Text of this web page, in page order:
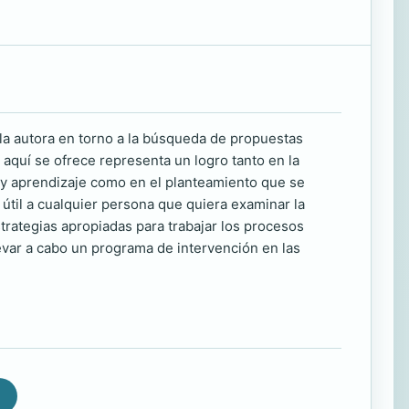
autora en torno a la búsqueda de propuestas
se ofrece representa un logro tanto en la
aprendizaje como en el planteamiento que se
a cualquier persona que quiera examinar la
apropiadas para trabajar los procesos
a cabo un programa de intervención en las